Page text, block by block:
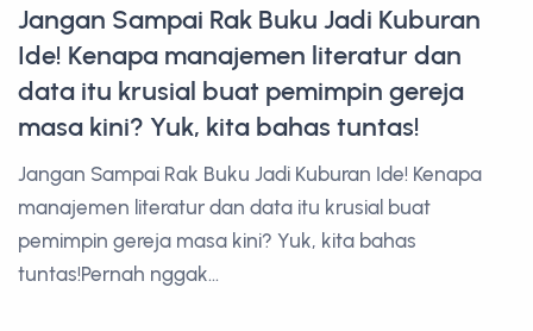
Jangan Sampai Rak Buku Jadi Kuburan
Ide! Kenapa manajemen literatur dan
data itu krusial buat pemimpin gereja
masa kini? Yuk, kita bahas tuntas!
Jangan Sampai Rak Buku Jadi Kuburan Ide! Kenapa
manajemen literatur dan data itu krusial buat
pemimpin gereja masa kini? Yuk, kita bahas
tuntas!Pernah nggak...